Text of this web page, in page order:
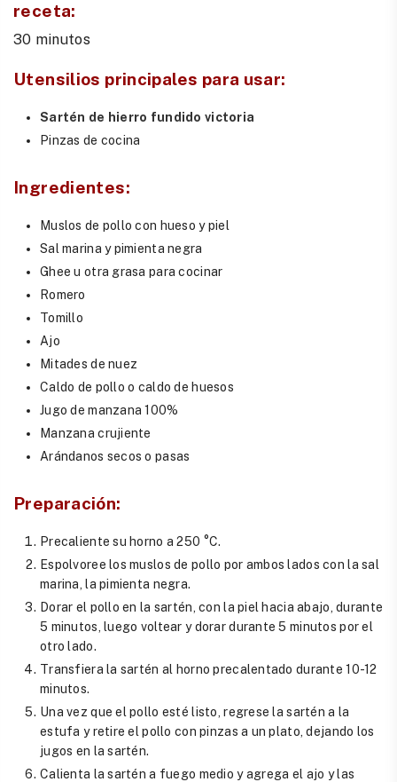
receta:
30 minutos
Utensilios principales para usar:
Sartén de hierro fundido victoria
Pinzas de cocina
Ingredientes:
Muslos de pollo con hueso y piel
Sal marina y pimienta negra
Ghee u otra grasa para cocinar
Romero
Tomillo
Ajo
Mitades de nuez
Caldo de pollo o caldo de huesos
Jugo de manzana 100%
Manzana crujiente
Arándanos secos o pasas
Preparación:
Precaliente su horno a 250 °C.
Espolvoree los muslos de pollo por ambos lados con la sal
marina, la pimienta negra.
Dorar el pollo en la sartén, con la piel hacia abajo, durante
5 minutos, luego voltear y dorar durante 5 minutos por el
otro lado.
Transfiera la sartén al horno precalentado durante 10-12
minutos.
Una vez que el pollo esté listo, regrese la sartén a la
estufa y retire el pollo con pinzas a un plato, dejando los
jugos en la sartén.
Calienta la sartén a fuego medio y agrega el ajo y las